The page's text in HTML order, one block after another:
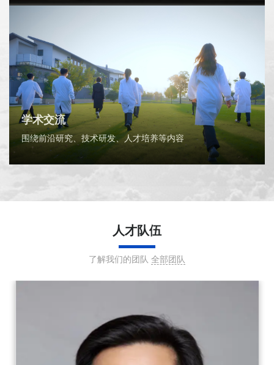
学术交流
围绕前沿研究、技术研发、人才培养等内容
人才队伍
了解我们的团队 全部团队